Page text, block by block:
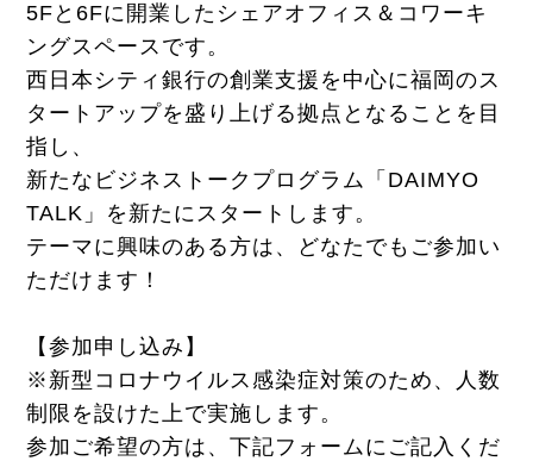
5Fと6Fに開業したシェアオフィス＆コワーキ
ングスペースです。
西日本シティ銀行の創業支援を中心に福岡のス
タートアップを盛り上げる拠点となることを目
指し、
新たなビジネストークプログラム「DAIMYO
TALK」を新たにスタートします。
テーマに興味のある方は、どなたでもご参加い
ただけます！
【参加申し込み】
※新型コロナウイルス感染症対策のため、人数
制限を設けた上で実施します。
参加ご希望の方は、下記フォームにご記入くだ